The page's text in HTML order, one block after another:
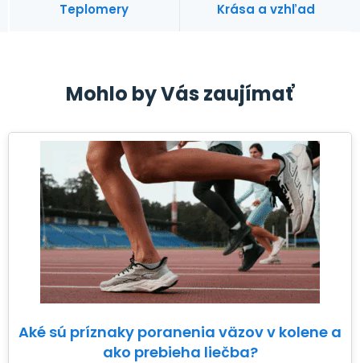
Teplomery Krása a vzhľad
Mohlo by Vás zaujímať
Aké sú príznaky poranenia väzov v kolene a
ako prebieha liečba?